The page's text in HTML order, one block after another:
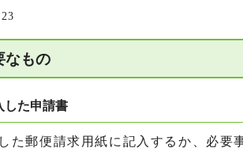
なもの
した申請書
た郵便請求用紙に記入するか、必要